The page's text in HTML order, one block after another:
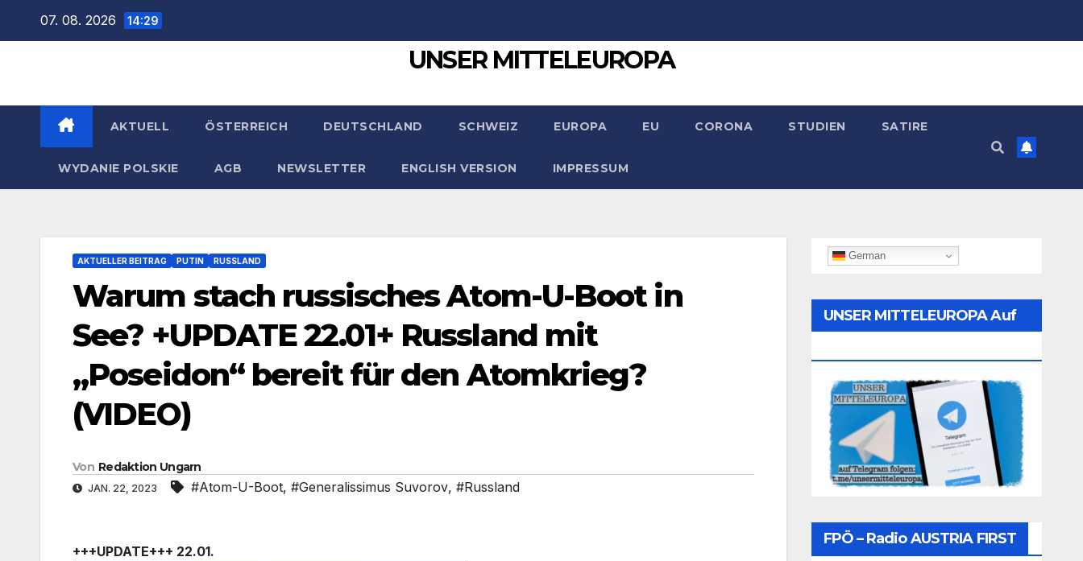
07. 08. 2026 14:29
UNSER MITTELEUROPA
AKTUELL ÖSTERREICH DEUTSCHLAND SCHWEIZ EUROPA EU CORONA STUDIEN SATIRE
WYDANIE POLSKIE AGB NEWSLETTER ENGLISH VERSION IMPRESSUM
AKTUELLER BEITRAG PUTIN RUSSLAND
Warum stach russisches Atom-U-Boot in
See? +UPDATE 22.01+ Russland mit
„Poseidon“ bereit für den Atomkrieg?
(VIDEO)
Von Redaktion Ungarn
JAN. 22, 2023 #Atom-U-Boot, #Generalissimus Suvorov, #Russland
+++UPDATE+++ 22.01.
German
UNSER MITTELEUROPA Auf
FPÖ – Radio AUSTRIA FIRST